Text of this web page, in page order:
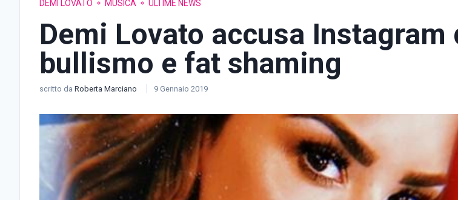
DEMI LOVATO MUSICA ULTIME NEWS
Demi Lovato accusa Instagram
bullismo e fat shaming
scritto da Roberta Marciano 9 Gennaio 2019